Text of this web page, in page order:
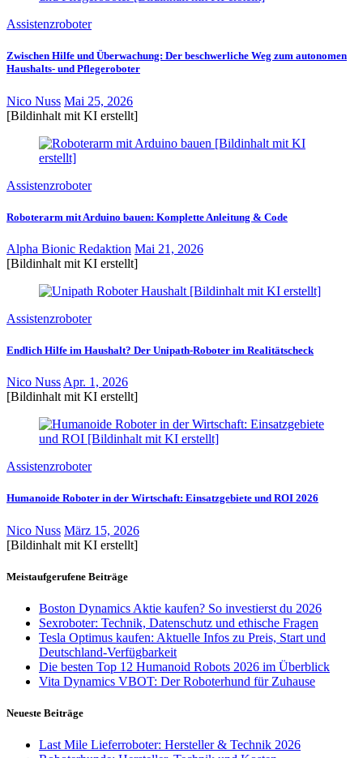
Assistenzroboter
Zwischen Hilfe und Überwachung: Der beschwerliche Weg zum autonomen
Haushalts- und Pflegeroboter
Nico Nuss Mai 25, 2026
[Bildinhalt mit KI erstellt]
Assistenzroboter
Roboterarm mit Arduino bauen: Komplette Anleitung & Code
Alpha Bionic Redaktion Mai 21, 2026
[Bildinhalt mit KI erstellt]
Assistenzroboter
Endlich Hilfe im Haushalt? Der Unipath-Roboter im Realitätscheck
Nico Nuss Apr. 1, 2026
[Bildinhalt mit KI erstellt]
Assistenzroboter
Humanoide Roboter in der Wirtschaft: Einsatzgebiete und ROI 2026
Nico Nuss März 15, 2026
[Bildinhalt mit KI erstellt]
Meistaufgerufene Beiträge
Boston Dynamics Aktie kaufen? So investierst du 2026
Sexroboter: Technik, Datenschutz und ethische Fragen
Tesla Optimus kaufen: Aktuelle Infos zu Preis, Start und
Deutschland-Verfügbarkeit
Die besten Top 12 Humanoid Robots 2026 im Überblick
Vita Dynamics VBOT: Der Roboterhund für Zuhause
Neueste Beiträge
Last Mile Lieferroboter: Hersteller & Technik 2026